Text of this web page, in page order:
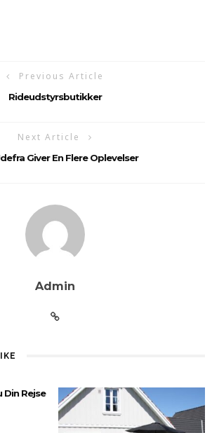
Previous Article
Rideudstyrsbutikker
Next Article
Giver En Flere Oplevelser
Admin
Din Rejse